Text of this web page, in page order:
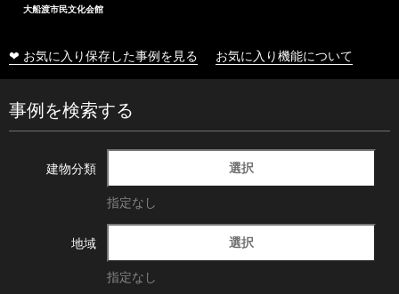
大船渡市民文化会館
❤ お気に入り保存した事例を見る お気に入り機能について
事例を検索する
建物分類 選択
指定なし
地域 選択
指定なし